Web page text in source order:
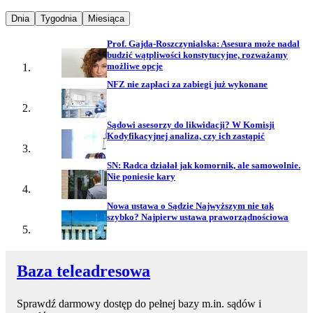
Najpopularniejsze wiadomości z
Dnia Najpopularniejsze wiadomości z
Tygodnia Najpopularniejsze wiadomości z
Miesiąca
Prof. Gajda-Roszczynialska: Asesura może nadal
budzić wątpliwości konstytucyjne, rozważamy
możliwe opcje
NFZ nie zapłaci za zabiegi już wykonane
Sądowi asesorzy do likwidacji? W Komisji
Kodyfikacyjnej analiza, czy ich zastąpić
SN: Radca działał jak komornik, ale samowolnie.
Nie poniesie kary
Nowa ustawa o Sądzie Najwyższym nie tak
szybko? Najpierw ustawa praworządnościowa
Baza teleadresowa
Sprawdź darmowy dostęp do pełnej bazy m.in. sądów i